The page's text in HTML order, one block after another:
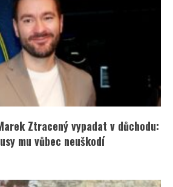
Ztracený vypadat v důchodu:
mu vůbec neuškodí